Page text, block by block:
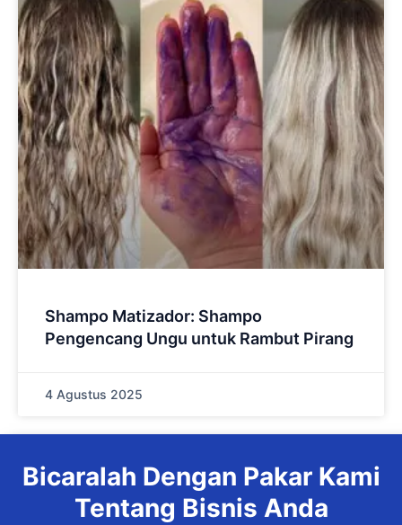
Shampo Matizador: Shampo
Pengencang Ungu untuk Rambut Pirang
4 Agustus 2025
Bicaralah Dengan Pakar Kami
Tentang Bisnis Anda